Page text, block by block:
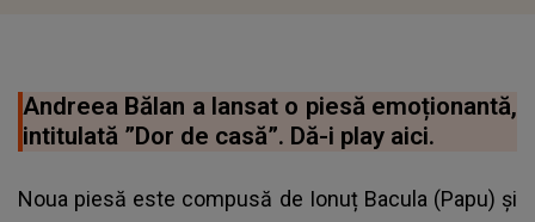
Andreea Bălan a lansat o piesă emoționantă,
intitulată ”Dor de casă”. Dă-i play aici.
Noua piesă este compusă de Ionuț Bacula (Papu) și